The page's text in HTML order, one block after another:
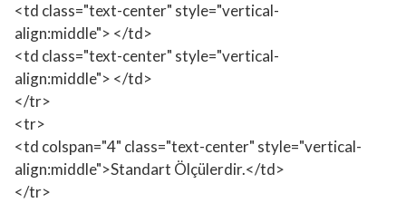
<td class="text-center" style="vertical-
align:middle"> </td>
<td class="text-center" style="vertical-
align:middle"> </td>
</tr>
<tr>
<td colspan="4" class="text-center" style="vertical-
align:middle">Standart Ölçülerdir.</td>
</tr>